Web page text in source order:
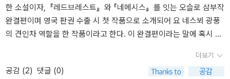
일하던 바바라라는 여자가 화장실에서 살해당한 거고… 네번째 손가
락이 사라진 채 발견되었고, 시신 옆에는 오각형 별 모양의다이아몬
드가 있었어… 이제 이 세 사건은 동일범에 의한 연쇄살인범이라고 간
이 사건의 연관성을 찾아보았어. 지도에서범행장소를 지도상에 표시
하니, 그 위치가 마치 별 모양의 꼭지점에 위치하고 있었어. 시신에서
고 두 번째 사건은 그릴에 고기를 놓아 둔 채 50크로네를 들고 비키니
차림으로 슈퍼에 간 여성의 실종사건이다. 그런데 그의 집으로 배달
된 소포에서 나온 것은 빨간 메니큐어가 칠해진 왼손 가운뎃 손가락.
되지 않았지만 2 사건을 분석해 보면 동일범의 수법임을 알 수 있다.
그런데, 과연 첫 번째 사건이 가장 처음 일어난 살인 사건일까?연쇄
한 소설이자, 『레드브레스트』 와 『네메시스』 를 잇는 오슬로 삼부작
완결편이며 영국 판권 수출 시 첫 작품으로 소개되어 요 네스뵈 광풍
의 견인차 역할을 한 작품이라고 한다. 이 완결편이라는 말에 혹시 해
이미 『레드브레스트』와 『네메시스』를 읽었고, 『박쥐』 와 『스노우
맨』 까지도 읽었는데, 아직도 해리 홀레라는 인물에 대해서는 그저 막
더보기
공감 (2) 댓글 (0)